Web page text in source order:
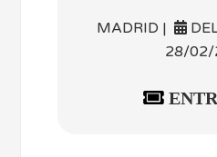
MADRID |
28/02/